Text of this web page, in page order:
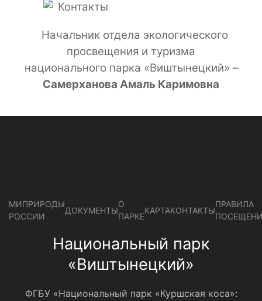
Начальник отдела экологического
просвещения и туризма
национального парка «Виштынецкий» –
Самерханова Амаль Каримовна
МИПРИРОДЫ
РОССИИ
ДОКУМЕНТЫ
О
ПАРКЕ
КАРТАКОНТАКТЫ
ПРАВИЛА
Национальный парк
«Виштынецкий»
ФГБУ «Национальный парк «Куршская коса»: